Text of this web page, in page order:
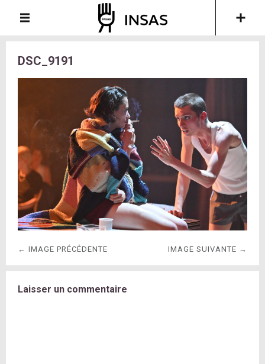
DSC_9191
← IMAGE PRÉCÉDENTE IMAGE SUIVANTE →
Laisser un commentaire